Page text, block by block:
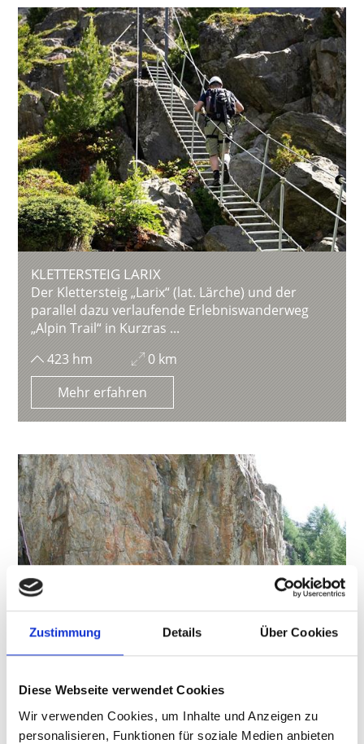
Zustimmung Details Über Cookies
Diese Webseite verwendet Cookies
Wir verwenden Cookies, um Inhalte und Anzeigen zu
personalisieren, Funktionen für soziale Medien anbieten
KLETTERSTEIG LARIX
Der Klettersteig „Larix“ (lat. Lärche) und der
parallel dazu verlaufende Erlebniswanderweg
„Alpin Trail“ in Kurzras ...
423 hm
0 km
Mehr erfahren
KLETTERGARTEN MARCHEGG
Nahe des Marchegghofes im Gebiet Kurzras, ca.